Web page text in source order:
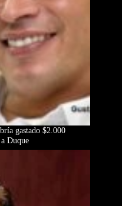
gastado $2.000
Duque